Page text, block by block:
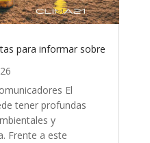
para informar sobre
El
tener profundas
y
Frente a este